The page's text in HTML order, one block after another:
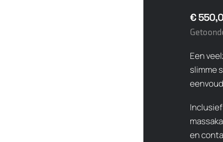
€
Een
slimme
en